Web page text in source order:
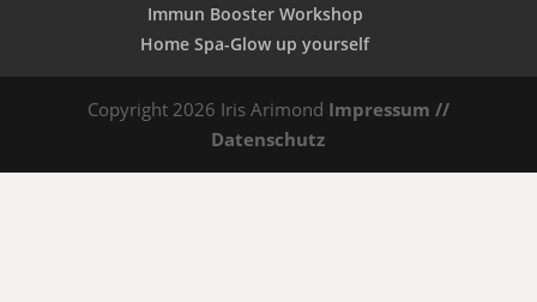
Immun Booster Workshop
Home Spa-Glow up yourself
Copyright 2026 Iris Arimond Impressum //
Datenschutz